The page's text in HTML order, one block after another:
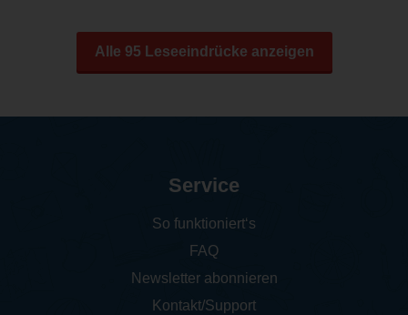
Alle 95 Leseeindrücke anzeigen
Service
So funktioniert‘s
FAQ
Newsletter abonnieren
Kontakt/Support